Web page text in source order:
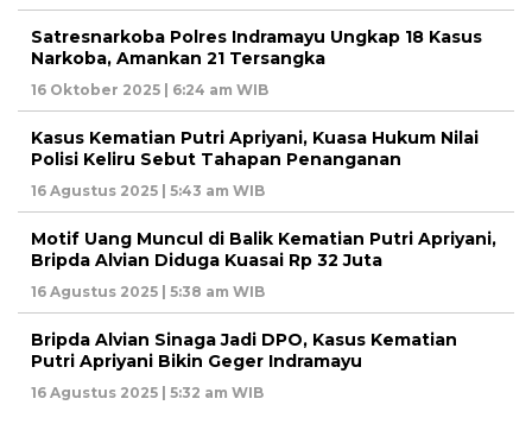
Satresnarkoba Polres Indramayu Ungkap 18 Kasus
Narkoba, Amankan 21 Tersangka
16 Oktober 2025 | 6:24 am WIB
Kasus Kematian Putri Apriyani, Kuasa Hukum Nilai
Polisi Keliru Sebut Tahapan Penanganan
16 Agustus 2025 | 5:43 am WIB
Motif Uang Muncul di Balik Kematian Putri Apriyani,
Bripda Alvian Diduga Kuasai Rp 32 Juta
16 Agustus 2025 | 5:38 am WIB
Bripda Alvian Sinaga Jadi DPO, Kasus Kematian
Putri Apriyani Bikin Geger Indramayu
16 Agustus 2025 | 5:32 am WIB